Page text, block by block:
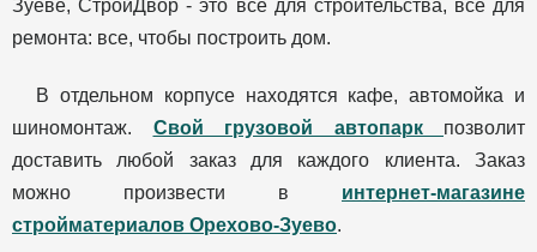
Зуеве, СтройДвор - это все для строительства, все для
ремонта: все, чтобы построить дом.
В отдельном корпусе находятся кафе, автомойка и
шиномонтаж. Свой грузовой автопарк позволит
доставить любой заказ для каждого клиента. Заказ
можно произвести в интернет-магазине
стройматериалов Орехово-Зуево.